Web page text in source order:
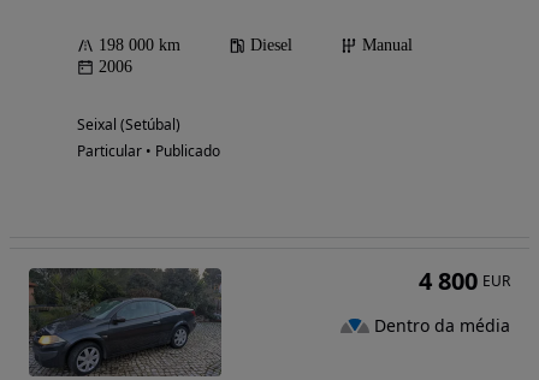
198 000 km Diesel
Manual
2006
Seixal (Setúbal)
Particular • Publicado
4 800 EUR
Dentro da média